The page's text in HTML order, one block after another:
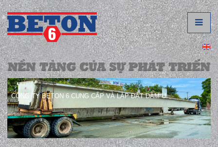
CÔNG TY BETON 6 CUNG CẤP VÀ LẮP ĐẶT DẦM U.